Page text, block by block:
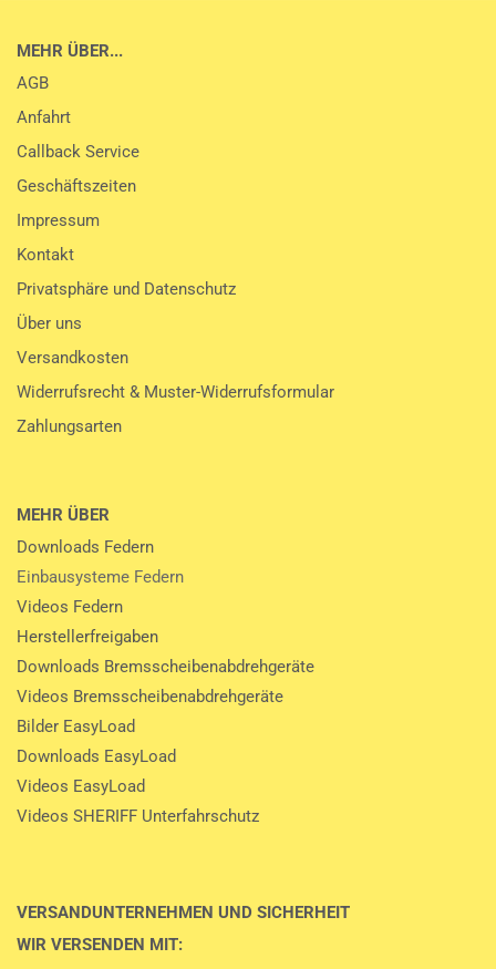
MEHR ÜBER...
AGB
Anfahrt
Callback Service
Geschäftszeiten
Impressum
Kontakt
Privatsphäre und Datenschutz
Über uns
Versandkosten
Widerrufsrecht & Muster-Widerrufsformular
Zahlungsarten
MEHR ÜBER
Downloads Federn
Einbausysteme Federn
Videos Federn
Herstellerfreigaben
Downloads Bremsscheibenabdrehgeräte
Videos Bremsscheibenabdrehgeräte
Bilder EasyLoad
Downloads EasyLoad
Videos EasyLoad
Videos SHERIFF Unterfahrschutz
VERSANDUNTERNEHMEN UND SICHERHEIT
WIR VERSENDEN MIT: